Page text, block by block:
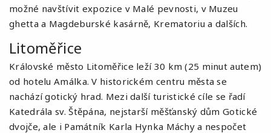
možné navštívit expozice v Malé pevnosti, v Muzeu
ghetta a Magdeburské kasárně, Krematoriu a dalších.
Litoměřice
Královské město Litoměřice leží 30 km (25 minut autem)
od hotelu Amálka. V historickém centru města se
nachází gotický hrad. Mezi další turistické cíle se řadí
Katedrála sv. Štěpána, nejstarší měšťanský dům Gotické
dvojče, ale i Památník Karla Hynka Máchy a nespočet